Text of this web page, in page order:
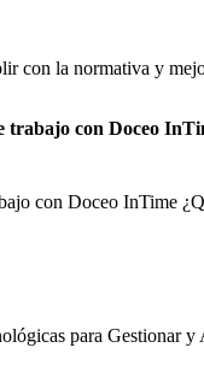
con la normativa y
trabajo con Doceo
con Doceo InTime
para Gestionar